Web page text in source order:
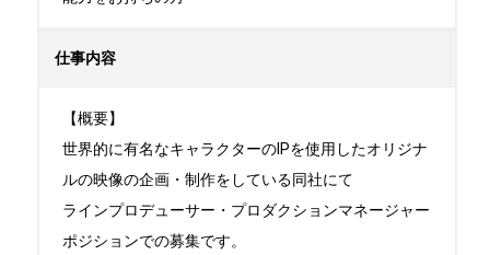
仕事内容
【概要】
世界的に有名なキャラクターのIPを使用したオリジナ
ルの映像の企画・制作をしている同社にて
ラインプロデューサー・プロダクションマネージャー
ポジションでの募集です。